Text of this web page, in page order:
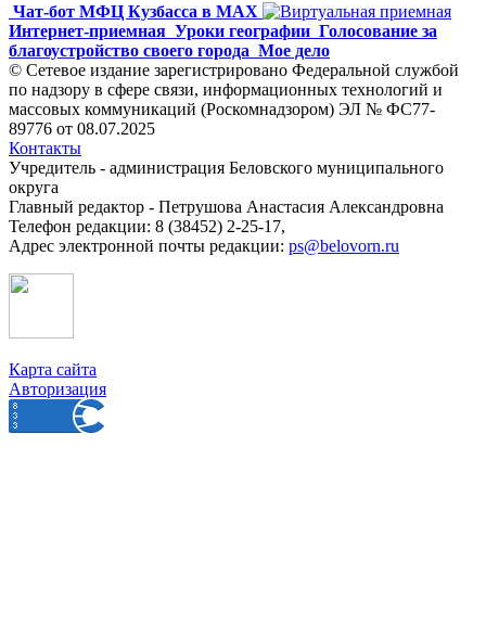
Чат-бот МФЦ Кузбасса в MAX
Интернет-приемная Уроки географии Голосование за
благоустройство своего города Мое дело
© Сетевое издание зарегистрировано Федеральной службой
по надзору в сфере связи, информационных технологий и
массовых коммуникаций (Роскомнадзором) ЭЛ № ФС77-
89776 от 08.07.2025
Контакты
Учредитель - администрация Беловского муниципального
округа
Главный редактор - Петрушова Анастасия Александровна
Телефон редакции: 8 (38452) 2-25-17,
Адрес электронной почты редакции: ps@belovorn.ru
Карта сайта
Авторизация